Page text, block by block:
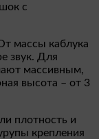
с
массы каблука
звук. Для
массивным,
высота – от 3
плотность и
крепления